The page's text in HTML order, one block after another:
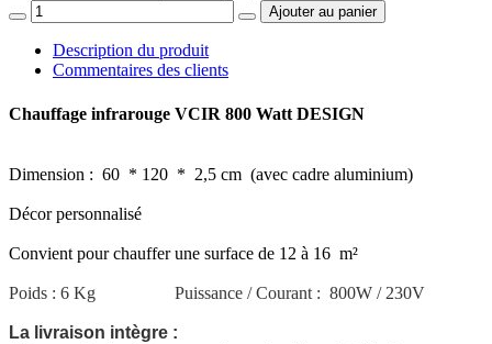
Description du produit
Commentaires des clients
Chauffage infrarouge VCIR 800 Watt DESIGN
Dimension : 60 * 120 * 2,5 cm (avec cadre aluminium)
Décor personnalisé
Convient pour chauffer une surface de 12 à 16 m²
Poids : 6 Kg Puissance / Courant : 800W / 230V
La livraison intègre :